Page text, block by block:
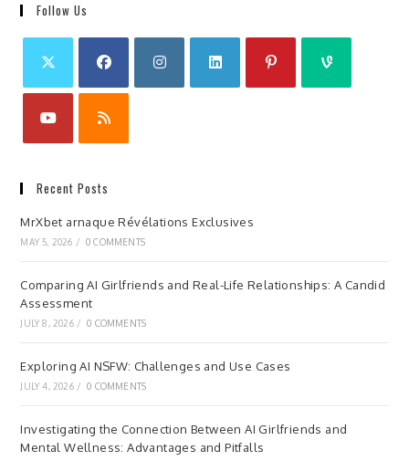
Follow Us
Recent Posts
MrXbet arnaque Révélations Exclusives
MAY 5, 2026 / 0 COMMENTS
Comparing AI Girlfriends and Real-Life Relationships: A Candid
Assessment
JULY 8, 2026 / 0 COMMENTS
Exploring AI NSFW: Challenges and Use Cases
JULY 4, 2026 / 0 COMMENTS
Investigating the Connection Between AI Girlfriends and
Mental Wellness: Advantages and Pitfalls